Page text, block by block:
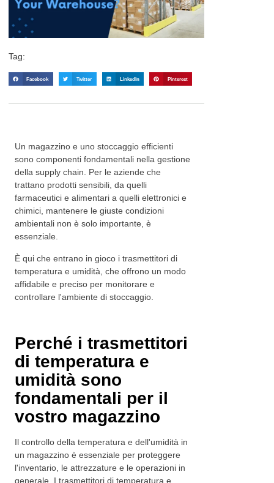
Tag:
Facebook Twitter LinkedIn Pinterest
Un magazzino e uno stoccaggio efficienti
sono componenti fondamentali nella gestione
della supply chain. Per le aziende che
trattano prodotti sensibili, da quelli
farmaceutici e alimentari a quelli elettronici e
chimici, mantenere le giuste condizioni
ambientali non è solo importante, è
essenziale.
È qui che entrano in gioco i trasmettitori di
temperatura e umidità, che offrono un modo
affidabile e preciso per monitorare e
controllare l'ambiente di stoccaggio.
Perché i trasmettitori
di temperatura e
umidità sono
fondamentali per il
vostro magazzino
Il controllo della temperatura e dell'umidità in
un magazzino è essenziale per proteggere
l'inventario, le attrezzature e le operazioni in
generale. I trasmettitori di temperatura e